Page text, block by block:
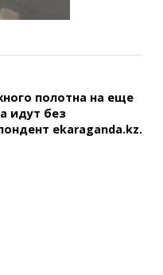
полотна на еще
идут без
ekaraganda.kz.